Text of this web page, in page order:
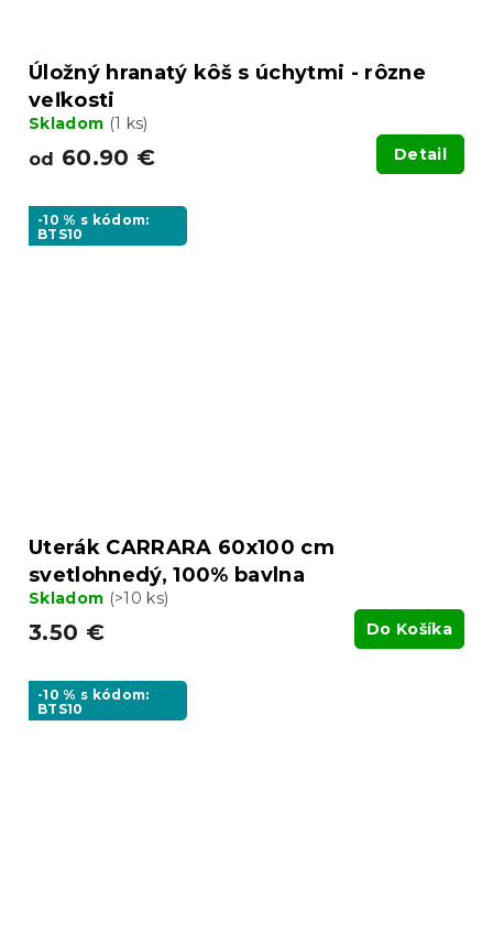
Úložný hranatý kôš s úchytmi - rôzne
veľkosti
Skladom (1 ks)
od 60.90 € Detail
-10 % s kódom:
BTS10
Uterák CARRARA 60x100 cm
svetlohnedý, 100% bavlna
Skladom (>10 ks)
3.50 € Do Košíka
-10 % s kódom:
BTS10